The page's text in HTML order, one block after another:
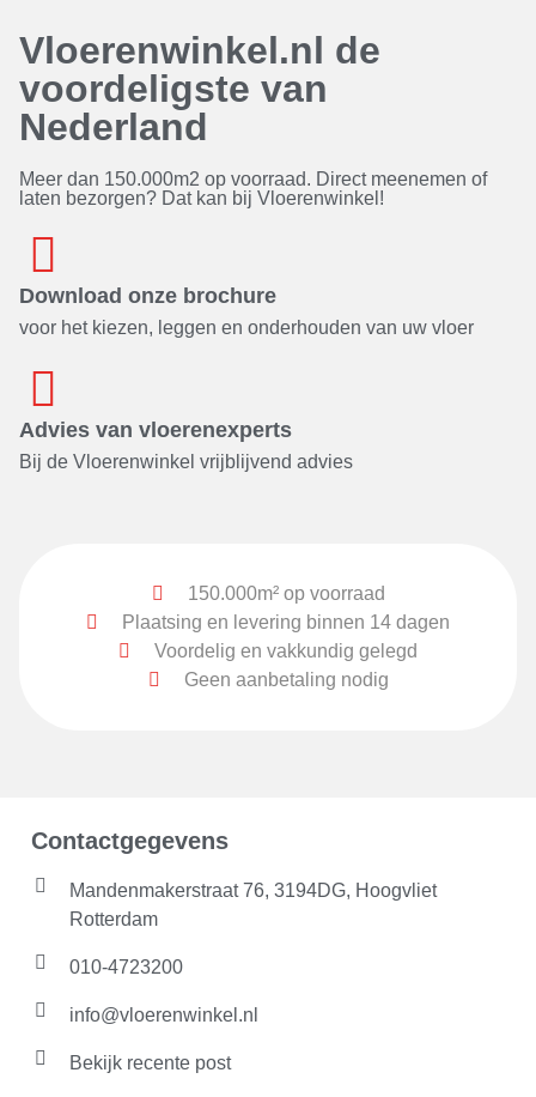
Vloerenwinkel.nl de
voordeligste van
Nederland
Meer dan 150.000m2 op voorraad. Direct meenemen of
laten bezorgen? Dat kan bij Vloerenwinkel!
Download onze brochure
voor het kiezen, leggen en onderhouden van uw vloer
Advies van vloerenexperts
Bij de Vloerenwinkel vrijblijvend advies
150.000m² op voorraad
Plaatsing en levering binnen 14 dagen
Voordelig en vakkundig gelegd
Geen aanbetaling nodig
Contactgegevens
Mandenmakerstraat 76, 3194DG, Hoogvliet
Rotterdam
010-4723200
info@vloerenwinkel.nl
Bekijk recente post